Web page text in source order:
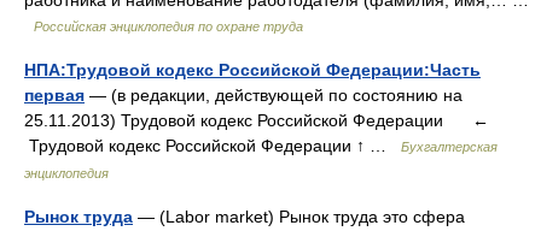
Российская энциклопедия по охране труда
НПА:Трудовой кодекс Российской Федерации:Часть
первая — (в редакции, действующей по состоянию на
25.11.2013) Трудовой кодекс Российской Федерации ←
Трудовой кодекс Российской Федерации ↑ …
Бухгалтерская
энциклопедия
Рынок труда — (Labor market) Рынок труда это сфера